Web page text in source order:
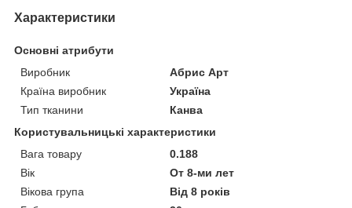
Характеристики
Основні атрибути
Виробник
Абрис Арт
Країна виробник
Україна
Тип тканини
Канва
Користувальницькі характеристики
Вага товару
0.188
Вік
От 8-ми лет
Вікова група
Від 8 років